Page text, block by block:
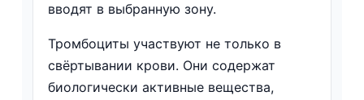
вводят в выбранную зону.
Тромбоциты участвуют не только в
свёртывании крови. Они содержат
биологически активные вещества,